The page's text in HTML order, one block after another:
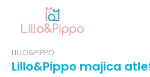
LILLO&PIPPO
Lillo&Pippo majica